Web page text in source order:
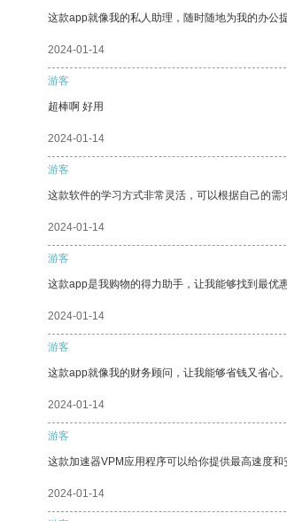
这款app就像我的私人助理，随时随地为我的办公
2024-01-14
游客
超棒啊 好用
2024-01-14
游客
这款软件的学习方式非常灵活，可以根据自己的需
2024-01-14
游客
这款app是我购物的得力助手，让我能够找到最优
2024-01-14
游客
这款app就像我的财务顾问，让我能够省钱又省心。
2024-01-14
游客
这款加速器VPM应用程序可以给你提供最高速度
2024-01-14